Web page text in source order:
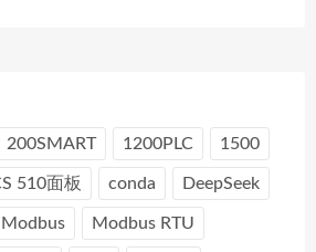
200SMART 1200PLC 1500
510面板 conda DeepSeek
Modbus Modbus RTU